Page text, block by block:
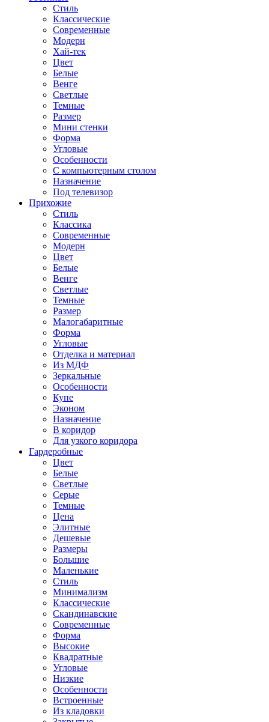
Стиль
Классические
Современные
Модерн
Хай-тек
Цвет
Белые
Венге
Светлые
Темные
Размер
Мини стенки
Форма
Угловые
Особенности
С компьютерным столом
Назначение
Под телевизор
Прихожие
Стиль
Классика
Современные
Модерн
Цвет
Белые
Венге
Светлые
Темные
Размер
Малогабаритные
Форма
Угловые
Отделка и материал
Из МДФ
Зеркальные
Особенности
Купе
Эконом
Назначение
В коридор
Для узкого коридора
Гардеробные
Цвет
Белые
Светлые
Серые
Темные
Цена
Элитные
Дешевые
Размеры
Большие
Маленькие
Стиль
Минимализм
Классические
Скандинавские
Современные
Форма
Высокие
Квадратные
Угловые
Низкие
Особенности
Встроенные
Из кладовки